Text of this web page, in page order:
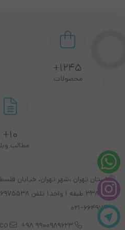
کاست کاغذ 250 برگی است که
420x390x323میلی‌متر
وزن 13کیلوگرم
تکنولوژی چاپ
1245+
محصولات
10+
مطالب
استان تهران ،شهر تهران، خیابان
66497426-021
9900989623 98+